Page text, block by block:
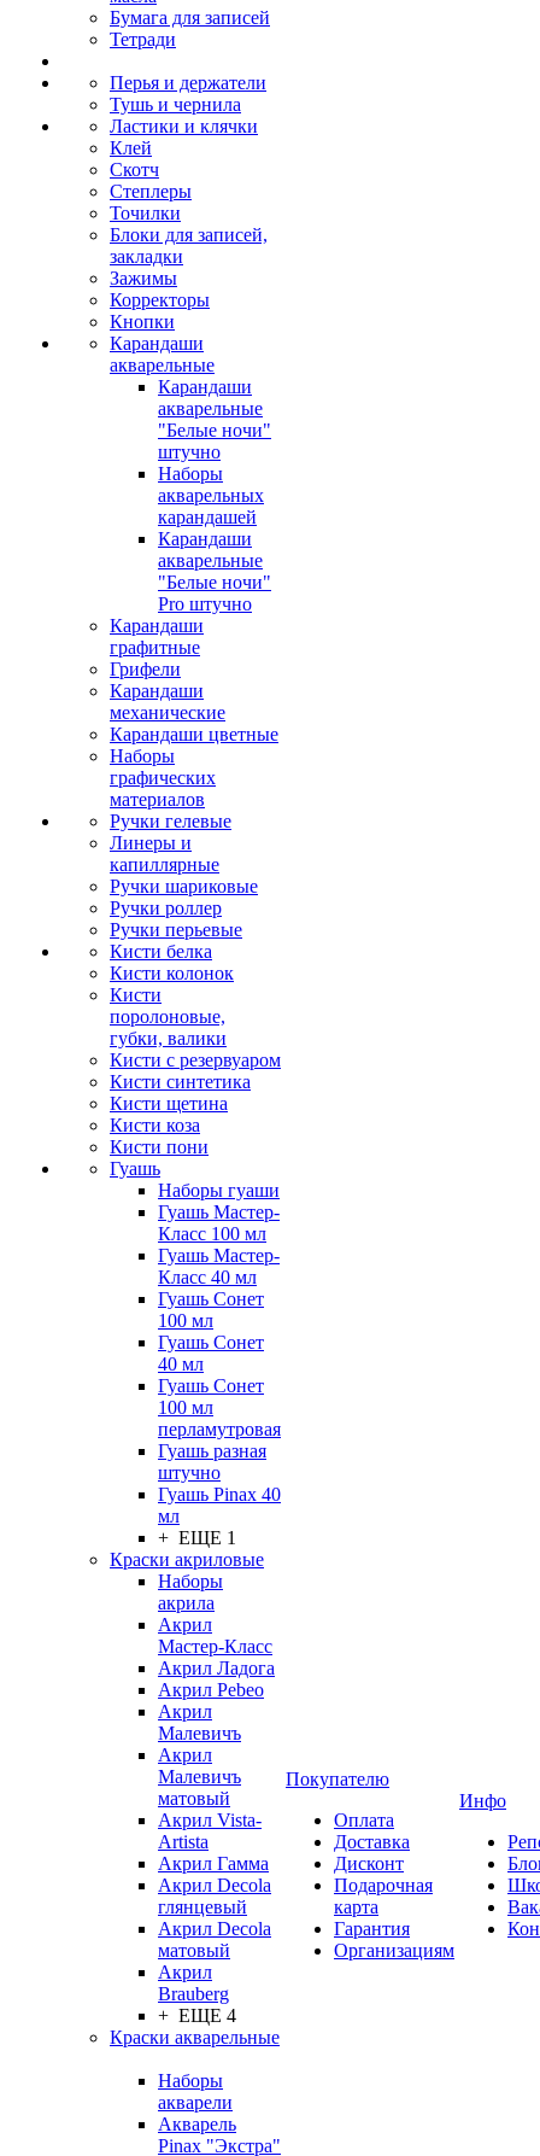
Бумага для записей
Тетради
Перья и держатели
Тушь и чернила
Ластики и клячки
Клей
Скотч
Степлеры
Точилки
Блоки для записей,
закладки
Зажимы
Корректоры
Кнопки
Карандаши
акварельные
Карандаши
акварельные
"Белые ночи"
штучно
Наборы
акварельных
карандашей
Карандаши
акварельные
"Белые ночи"
Pro штучно
Карандаши
графитные
Грифели
Карандаши
механические
Карандаши цветные
Наборы
графических
материалов
Ручки гелевые
Линеры и
капиллярные
Ручки шариковые
Ручки роллер
Ручки перьевые
Кисти белка
Кисти колонок
Кисти
поролоновые,
губки, валики
Кисти с резервуаром
Кисти синтетика
Кисти щетина
Кисти коза
Кисти пони
Гуашь
Наборы гуаши
Гуашь Мастер-
Класс 100 мл
Гуашь Мастер-
Класс 40 мл
Гуашь Сонет
100 мл
Гуашь Сонет
40 мл
Гуашь Сонет
100 мл
перламутровая
Гуашь разная
штучно
Гуашь Pinax 40
мл
+ ЕЩЕ 1
Краски акриловые
Наборы
акрила
Акрил
Мастер-Класс
Акрил Ладога
Акрил Pebeo
Акрил
Малевичъ
Акрил
Малевичъ
матовый
Акрил Vista-
Artista
Акрил Гамма
Акрил Decola
глянцевый
Акрил Decola
матовый
Акрил
Brauberg
+ ЕЩЕ 4
Краски акварельные
Наборы
акварели
Акварель
Pinax "Экстра"
Покупателю
Оплата
Доставка
Дисконт
Подарочная
карта
Гарантия
Организациям
Инфо